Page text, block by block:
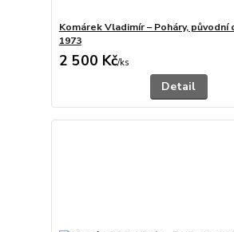
Komárek Vladimír – Poháry,
1973
2 500 Kč/ks
Detail